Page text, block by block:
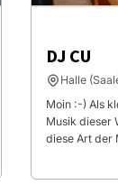
DJ CU
Halle
Moin :-) Als
Musik dieser
diese Art der